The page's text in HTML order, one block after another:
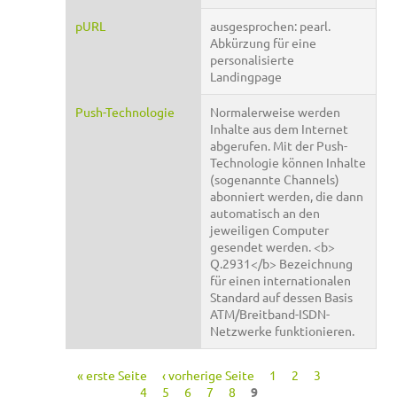
pURL
ausgesprochen: pearl.
Abkürzung für eine
personalisierte
Landingpage
Push-Technologie
Normalerweise werden
Inhalte aus dem Internet
abgerufen. Mit der Push-
Technologie können Inhalte
(sogenannte Channels)
abonniert werden, die dann
automatisch an den
jeweiligen Computer
gesendet werden. <b>
Q.2931</b> Bezeichnung
für einen internationalen
Standard auf dessen Basis
ATM/Breitband-ISDN-
Netzwerke funktionieren.
« erste Seite ‹ vorherige Seite 1 2
3
4
5 6 7 8 9